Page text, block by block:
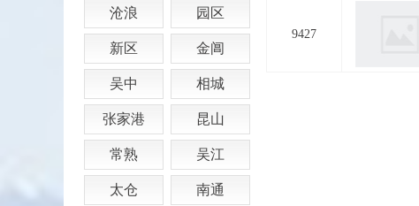
沧浪 园区
新区 金阊
吴中 相城
张家港 昆山
常熟 吴江
太仓 南通
9427